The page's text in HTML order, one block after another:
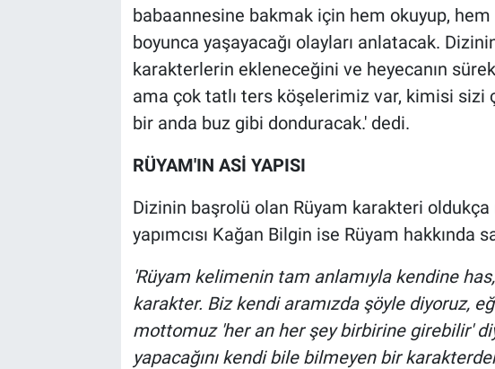
babaannesine bakmak için hem okuyup,
boyunca yaşayacağı olayları anlatacak.
karakterlerin ekleneceğini ve heyecanın
ama çok tatlı ters köşelerimiz var, kimisi sizi
bir anda buz gibi donduracak.' dedi.
RÜYAM'IN ASİ YAPISI
Dizinin başrolü olan Rüyam karakteri
yapımcısı Kağan Bilgin ise Rüyam hakkında
'Rüyam kelimenin tam anlamıyla kendine
karakter. Biz kendi aramızda şöyle diyoruz,
mottomuz 'her an her şey birbirine girebilir'
yapacağını kendi bile bilmeyen bir